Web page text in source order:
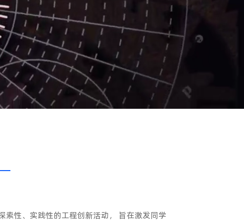
性、实践性的工程创新活动， 旨在激发同学